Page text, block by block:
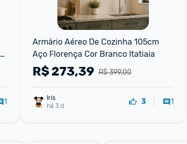
1
Armário Aéreo De Cozinha 105cm
Aço Florença Cor Branco Itatiaia
R$ 399,00
R$273,39
Iris
há 3 d
3 1